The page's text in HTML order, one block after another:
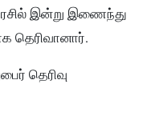
இன்று இணைந்து
தெரிவானார்.
தெரிவு